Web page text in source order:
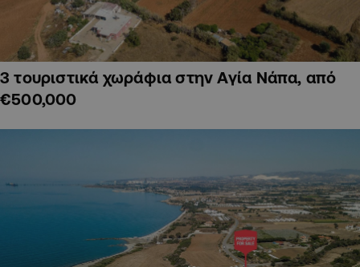
3 τουριστικά χωράφια στην Αγία Νάπα, από
€500,000